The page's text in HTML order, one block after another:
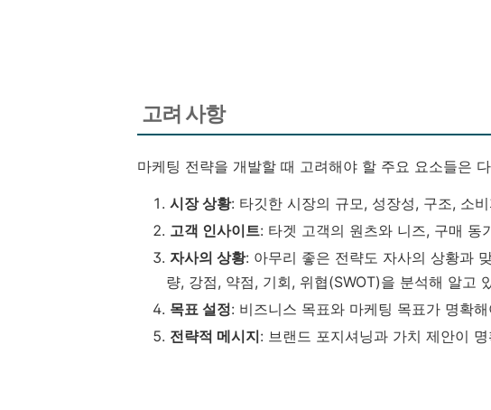
고려 사항
마케팅 전략을 개발할 때 고려해야 할 주요 요소들은
시장 상황: 타깃한 시장의 규모, 성장성, 구조, 소
고객 인사이트: 타겟 고객의 원츠와 니즈, 구매 동
자사의 상황: 아무리 좋은 전략도 자사의 상황과
량, 강점, 약점, 기회, 위협(SWOT)을 분석해 알고
목표 설정: 비즈니스 목표와 마케팅 목표가 명확
전략적 메시지: 브랜드 포지셔닝과 가치 제안이